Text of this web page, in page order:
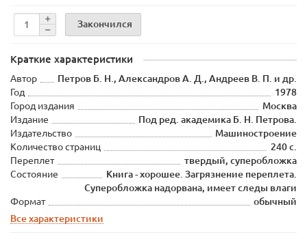
Закончился
Краткие характеристики
Автор
Петров Б. Н., Александров А. Д., Андреев В. П. и др.
Год
1978
Город издания
Москва
Издание
Под ред. академика Б. Н. Петрова.
Издательство
Машиностроение
Количество страниц
240 с.
Переплет
твердый, суперобложка
Состояние
Книга - хорошее. Загрязнение переплета.
Суперобложка надорвана, имеет следы влаги
Формат
обычный
Все характеристики